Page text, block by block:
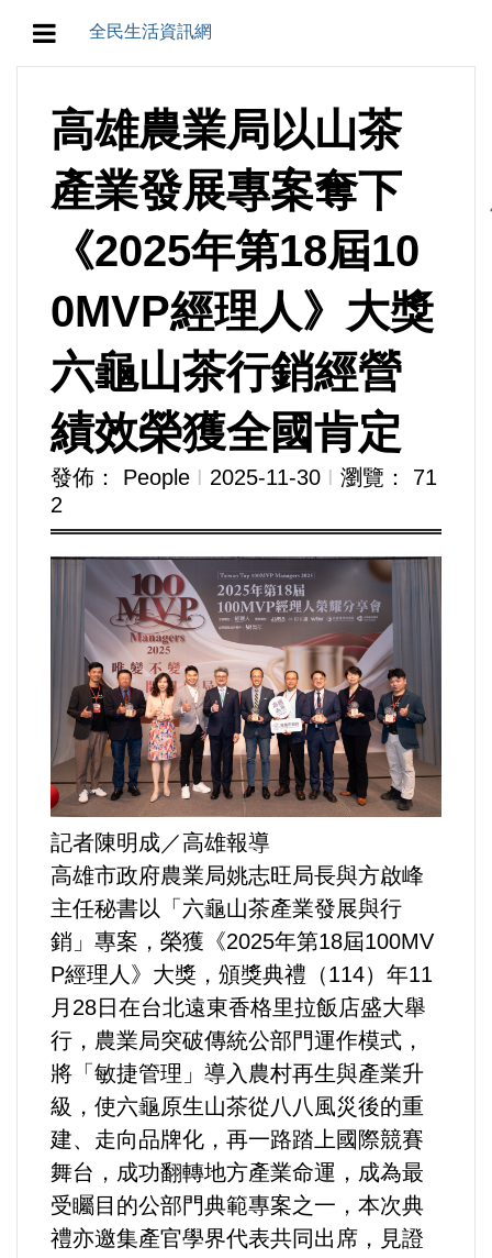
全民生活資訊網
教育/五育/五創
人生/生存/生活
產業/經濟
政治/政黨
農業/技術/肥飼料/農藥/產銷
食品/衛生/醫療/照護
運動/體育/休閒/育樂
寵物/動保
婦女/孩童
健康/養生
命理/信仰/宗教/宮廟/教會
演講/發表會/論壇/研討會
內政/社會/福利/弱勢/慈善
國際/全球
環境/資源/能源
交通運輸
高雄農業局以山茶
產業發展專案奪下
《2025年第18屆10
0MVP經理人》大獎
六龜山茶行銷經營
績效榮獲全國肯定
發佈： People Ι 2025-11-30 Ι 瀏覽： 71
2
記者陳明成／高雄報導
高雄市政府農業局姚志旺局長與方啟峰
主任秘書以「六龜山茶產業發展與行
銷」專案，榮獲《2025年第18屆100MV
P經理人》大獎，頒獎典禮（114）年11
月28日在台北遠東香格里拉飯店盛大舉
行，農業局突破傳統公部門運作模式，
將「敏捷管理」導入農村再生與產業升
級，使六龜原生山茶從八八風災後的重
建、走向品牌化，再一路踏上國際競賽
舞台，成功翻轉地方產業命運，成為最
受矚目的公部門典範專案之一，本次典
禮亦邀集產官學界代表共同出席，見證